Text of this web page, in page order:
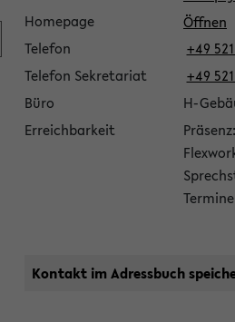
a
k
t
Homepage
Öffnen
Telefon
+49
Telefon Sekretariat
+49
Büro
H-
Erreichbarkeit
Kontakt im Adressbuch